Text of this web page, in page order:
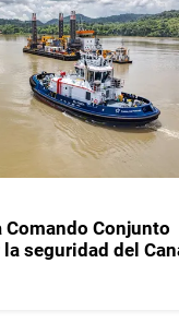
Comando Conjunto
seguridad del